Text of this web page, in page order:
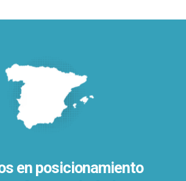
en posicionamiento